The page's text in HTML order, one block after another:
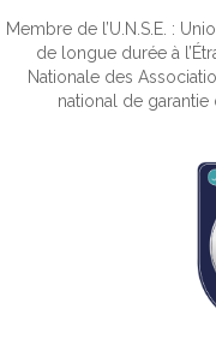
Membre de l’U.N.S.E. :
de longue durée à
Nationale des
national de